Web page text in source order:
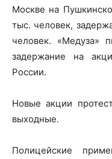
Москве на
тыс. человек,
человек. «Медуза»
задержание на
России.
Новые акции
выходные.
Полицейские